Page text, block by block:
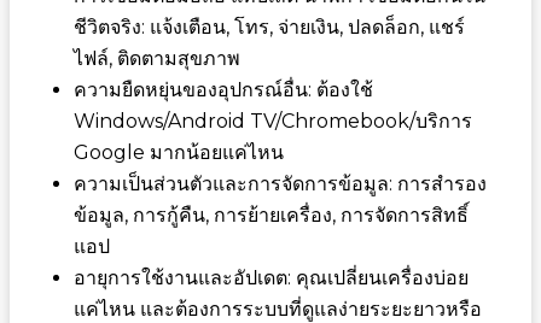
ชีวิตจริง: แจ้งเตือน, โทร, จ่ายเงิน, ปลดล็อก, แชร์
ไฟล์, ติดตามสุขภาพ
ความยืดหยุ่นของอุปกรณ์อื่น: ต้องใช้
Windows/Android TV/Chromebook/บริการ
Google มากน้อยแค่ไหน
ความเป็นส่วนตัวและการจัดการข้อมูล: การสำรอง
ข้อมูล, การกู้คืน, การย้ายเครื่อง, การจัดการสิทธิ์
แอป
อายุการใช้งานและอัปเดต: คุณเปลี่ยนเครื่องบ่อย
แค่ไหน และต้องการระบบที่ดูแลง่ายระยะยาวหรือ